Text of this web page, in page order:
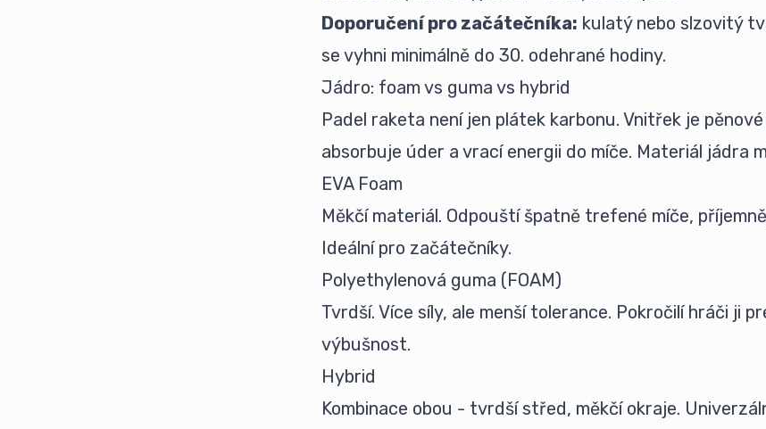
Doporučení pro začátečníka: kulatý nebo slzovitý
se vyhni minimálně do 30. odehrané hodiny.
Jádro: foam vs guma vs hybrid
Padel raketa není jen plátek karbonu. Vnitřek je
absorbuje úder a vrací energii do míče. Materiál jádra
EVA Foam
Měkčí materiál. Odpouští špatně trefené míče,
Ideální pro začátečníky.
Polyethylenová guma (FOAM)
Tvrdší. Více síly, ale menší tolerance. Pokročilí hráči ji
výbušnost.
Hybrid
Kombinace obou - tvrdší střed, měkčí okraje.